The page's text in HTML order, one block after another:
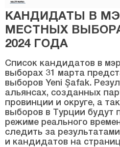
КАНДИДАТЫ В
МЕСТНЫХ
2024 ГОДА
Список кандидатов в
выборах 31 марта
выборов Yeni Şafak.
альянсах, созданных
провинции и округе, а
выборов в Турции будут
режиме реального
следить за
и кандидатов на